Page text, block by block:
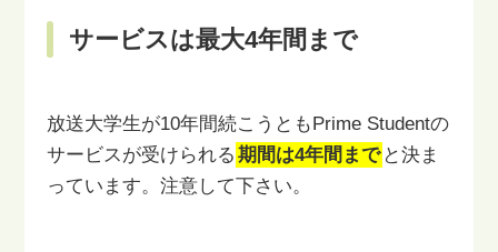
サービスは最大4年間まで
放送大学生が10年間続こうともPrime Studentの
サービスが受けられる 期間は4年間まで と決ま
っています。注意して下さい。